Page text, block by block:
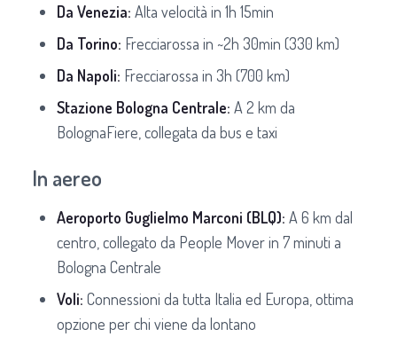
Da Venezia: Alta velocità in 1h 15min
Da Torino: Frecciarossa in ~2h 30min (330 km)
Da Napoli: Frecciarossa in 3h (700 km)
Stazione Bologna Centrale: A 2 km da
BolognaFiere, collegata da bus e taxi
In aereo
Aeroporto Guglielmo Marconi (BLQ): A 6 km dal
centro, collegato da People Mover in 7 minuti a
Bologna Centrale
Voli: Connessioni da tutta Italia ed Europa, ottima
opzione per chi viene da lontano